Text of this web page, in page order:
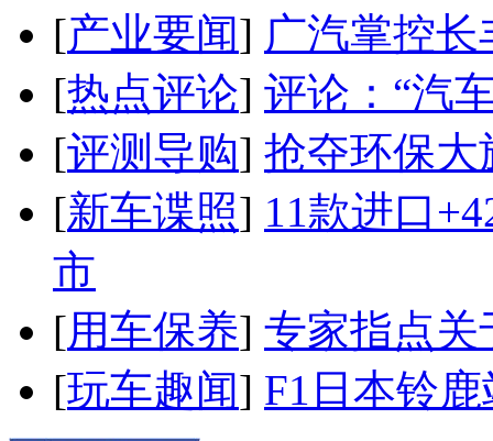
[产业要闻] 广汽掌控
[热点评论] 评论：“汽
[评测导购] 抢夺环保大
[新车谍照] 11款进口
市
[用车保养] 专家指点关
[玩车趣闻] F1日本铃